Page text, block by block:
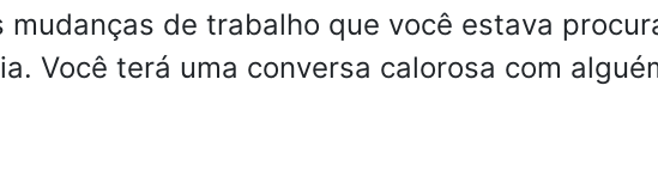
mudanças de trabalho que você estava
Você terá uma conversa calorosa com